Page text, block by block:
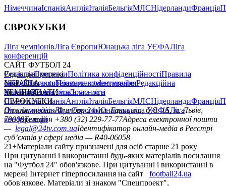
НімеччинаІспаніяАнгліяІталіяБельгіяМЛСНідерландиФранція
ЄВРОКУБКИ
Ліга чемпіонівЛіга ЄвропиЮнацька ліга УЄФАЛіга
конференцій
САЙТ ФУТБОЛ 24
РедакціяПрогнозиПолітика конфіденційностіПравила
сайтуКонтактиПравила коментуванняРедакційна
політикаСтруктура власності
Соціальні мережі
facebookxyoutubeinstagramtelegramviber
УКРАЇНА
УкраїнаПерша лігаДруга ліга
ЧЕМПІОНАТИ
НімеччинаІспаніяАнгліяІталіяБельгіяМЛСНідерландиФранція
ЄВРОКУБКИ
Ліга чемпіонівЛіга ЄвропиЮнацька ліга УЄФАЛіга
конференцій
Онлайн-медіа «Футбол 24»пл. Галицька, буд. 15, м. Львів,
79008Телефон +380 (32) 229-77-77Адреса електронної пошти
— legal@24tv.com.uaІдентифікатор онлайн-медіа в Реєстрі
суб’єктів у сфері медіа — R40-06058
21+Матеріали сайту призначені для осіб старше 21 року
При цитуванні і використанні будь-яких матеріалів посилання
на "Футбол 24" обов'язкове. При цитуванні і використанні в
мережі Інтернет гіперпосилання на сайт
football24.ua
обов'язкове. Матеріали зі знаком "Спецпроект",